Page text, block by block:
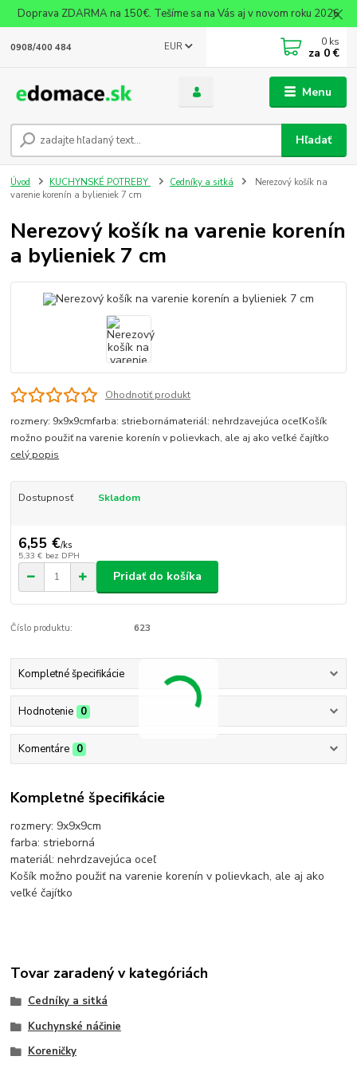
Doprava ZDARMA na 150€. Tešíme sa na Vás aj v novom roku 2026
Menu
EUR
Hľadať
0908/400 484 0 ks
za 0 €
Úvod KUCHYNSKÉ POTREBY Cedníky a sitká
Nerezový košík na
varenie korenín a bylieniek 7 cm
Nerezový košík na varenie korenín
a bylieniek 7 cm
Ohodnotiť produkt
rozmery: 9x9x9cmfarba: striebornámateriál: nehrdzavejúca oceľKošík
možno použiť na varenie korenín v polievkach, ale aj ako veľké čajítko
celý popis
Dostupnosť Skladom
6,55 €/ks
5,33 € bez DPH
Pridať do košíka
Číslo produktu: 623
Kompletné špecifikácie
Hodnotenie 0
Komentáre 0
Kompletné špecifikácie
rozmery: 9x9x9cm
farba: strieborná
materiál: nehrdzavejúca oceľ
Košík možno použiť na varenie korenín v polievkach, ale aj ako
veľké čajítko
Tovar zaradený v kategóriách
Cedníky a sitká
Kuchynské náčinie
Koreničky